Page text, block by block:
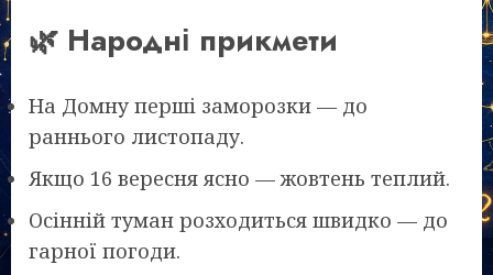
🌿 Народні прикмети
На Домну перші заморозки — до
раннього листопаду.
Якщо 16 вересня ясно — жовтень теплий.
Осінній туман розходиться швидко — до
гарної погоди.